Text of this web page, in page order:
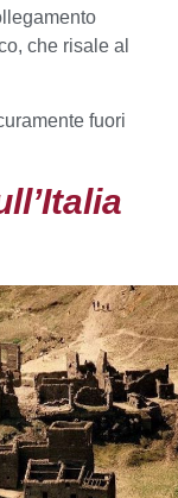
che risale al
fuori